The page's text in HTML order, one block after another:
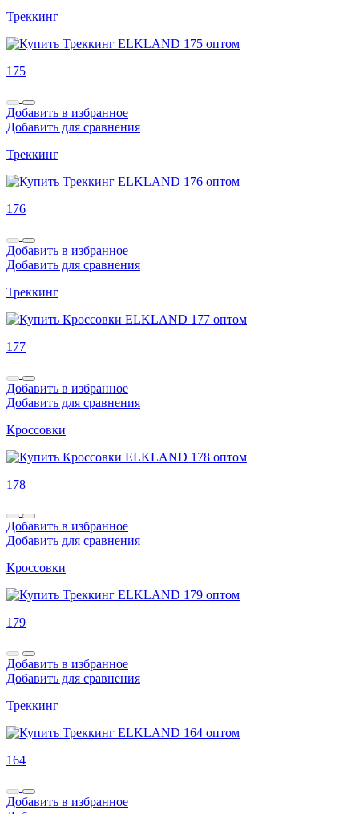
Треккинг
175
Добавить в избранное
Добавить для сравнения
Треккинг
176
Добавить в избранное
Добавить для сравнения
Треккинг
177
Добавить в избранное
Добавить для сравнения
Кроссовки
178
Добавить в избранное
Добавить для сравнения
Кроссовки
179
Добавить в избранное
Добавить для сравнения
Треккинг
164
Добавить в избранное